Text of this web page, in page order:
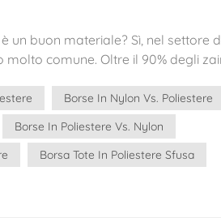
un buon materiale? Sì, nel settore
molto comune. Oltre il 90% degli
alla rottura del poliestere è di
a quella del cotone.Durata:Il
senza
tasso di assorbimento
Borse In Nylon Vs. Poliestere
Borse In Poliestere Vs. Nylon
Borsa Tote In Poliestere Sfusa